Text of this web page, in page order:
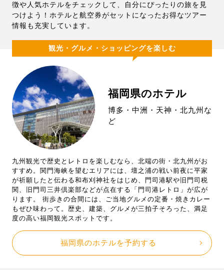
徴や人気ホテルをチェックして、自分にぴったりの旅を見
つけよう！ホテルと航空券がセットになったお得なツアー
情報も充実しています。
観光・グルメ・ショッピングを楽しむ
福岡県のホテル
博多・中洲・天神・北九州な
ど
九州観光で歴史とレトロを楽しむなら、北端の街・北九州がお
すすめ。関門海峡を望むエリアには、壇之浦の戦い前夜に平家
が祈願したと伝わる和布刈神社をはじめ、門司港駅や旧門司税
関、旧門司三井倶楽部などが点在する「門司港レトロ」が広が
ります。 街歩きの合間には、ご当地グルメの定番・焼きカレー
もぜひ味わって。歴史、建築、グルメが三拍子そろった、満足
度の高い福岡観光スポットです。
福岡県のホテルを予約する